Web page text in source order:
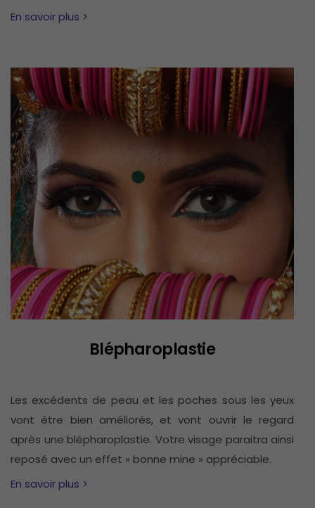
En savoir plus >
Blépharoplastie
Les excédents de peau et les poches sous les yeux
vont être bien améliorés, et vont ouvrir le regard
après une blépharoplastie. Votre visage paraitra ainsi
reposé avec un effet « bonne mine » appréciable.
En savoir plus >